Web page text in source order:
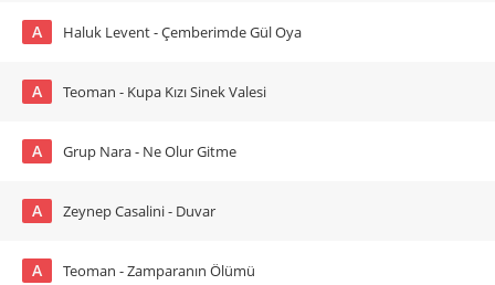
A Haluk Levent - Çemberimde Gül Oya
A Teoman - Kupa Kızı Sinek Valesi
A Grup Nara - Ne Olur Gitme
A Zeynep Casalini - Duvar
A Teoman - Zamparanın Ölümü